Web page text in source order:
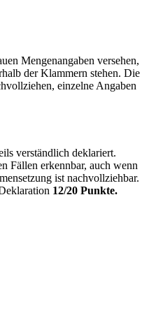
Mengenangaben versehen,
der Klammern stehen. Die
einzelne Angaben
verständlich deklariert.
Fällen erkennbar, auch wenn
ist nachvollziehbar.
12/20 Punkte.